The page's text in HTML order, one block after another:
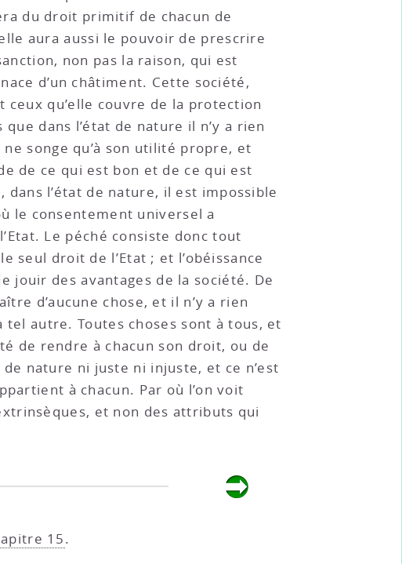
du droit primitif de chacun de
aura aussi le pouvoir de prescrire
non pas la raison, qui est
d’un châtiment. Cette société,
ceux qu’elle couvre de la protection
dans l’état de nature il n’y a rien
songe qu’à son utilité propre, et
de ce qui est bon et de ce qui est
dans l’état de nature, il est impossible
le consentement universel a
Le péché consiste donc tout
seul droit de l’Etat ; et l’obéissance
jouir des avantages de la société. De
d’aucune chose, et il n’y a rien
autre. Toutes choses sont à tous, et
de rendre à chacun son droit, ou de
nature ni juste ni injuste, et ce n’est
à chacun. Par où l’on voit
et non des attributs qui
15.